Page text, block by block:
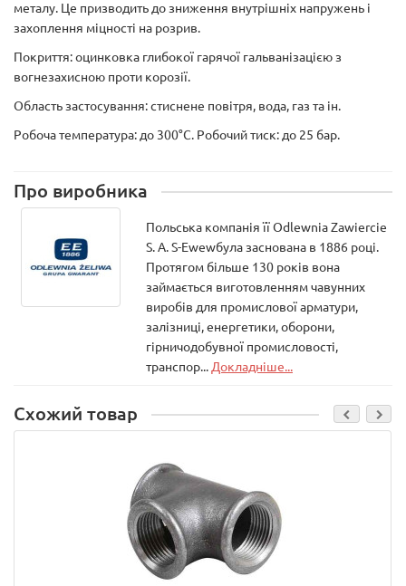
металу. Це призводить до зниження внутрішніх напружень і
захоплення міцності на розрив.
Покриття: оцинковка глибокої гарячої гальванізацією з
вогнезахисною проти корозії.
Область застосування: стиснене повітря, вода, газ та ін.
Робоча температура: до 300°С. Робочий тиск: до 25 бар.
Про виробника
Польська компанія її Odlewnia Zawiercie
S. A. S-Ewewбула заснована в 1886 році.
Протягом більше 130 років вона
займається виготовленням чавунних
виробів для промислової арматури,
залізниці, енергетики, оборони,
гірничодобувної промисловості,
транспор... Докладніше...
Схожий товар